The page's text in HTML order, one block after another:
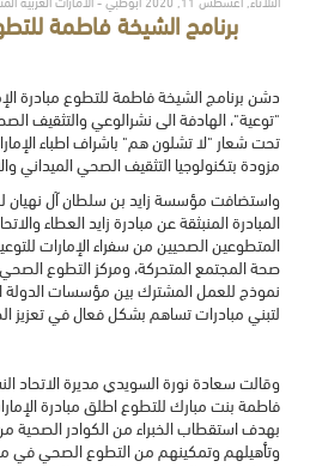
برنامج الشيخة فاطمة
دشن برنامج الشيخة فاطمة للتطوع مبادرة
"توعية"، الهادفة الى نشرالوعي والتثقيف
تحت شعار "لا تشلون هم" باشراف اطباء
مزودة بتكنولوجيا التثقيف الصحي الميداني
واستضافت مؤسسة زايد بن سلطان آل نهيان
المبادرة المنبثقة عن مبادرة زايد العطاء
المتطوعين الصحيين من سفراء الإمارات
صحة المجتمع المتحركة، ومركز التطوع
نموذج للعمل المشترك بين مؤسسات الدولة
لتبني مبادرات تساهم بشكل فعال في تعزيز
وقالت سعادة نورة السويدي مديرة الاتحاد
فاطمة بنت مبارك للتطوع اطلق مبادرة
بهدف استقطاب الخبراء من الكوادر الصحية
وتأهيلهم وتمكينهم من التطوع الصحي في